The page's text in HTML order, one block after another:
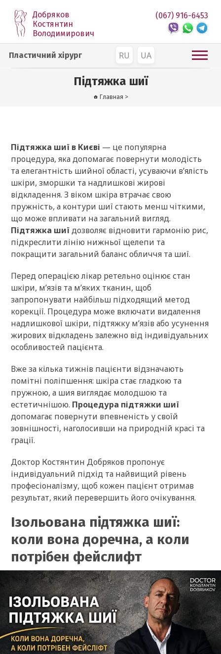
Добряков
Костянтин
Володимирович
RU UA
(067) 916-6453
Пластичний хірург
Підтяжка шиї
Главная >
Підтяжка шиї в Києві — це популярна
процедура, яка допомагає повернути молодість
та елегантність шийної області, усуваючи в’ялість
шкіри, зморшки та надлишкові жирові
відкладення. З віком шкіра втрачає свою
пружність, а контури шиї стають менш чіткими,
що може впливати на загальний вигляд.
Підтяжка шиїдозволяє відновити гармонію рис,
підкреслити лінію нижньої щелепи та
покращити загальний баланс обличчя та шиї.
Перед операцією лікар ретельно оцінює стан
шкіри, м’язів та м’яких тканин, щоб
запропонувати найбільш підходящий метод
корекції. Процедура може включати видалення
надлишкової шкіри, підтяжку м’язів або усунення
жирових відкладень залежно від індивідуальних
особливостей пацієнта.
Вже за кілька тижнів пацієнти відзначають
помітні поліпшення: шкіра стає гладкою та
пружною, а шия виглядає молодшою ​​та
естетичнішою. Процедура підтяжки шиї
допомагає повернути впевненість у своїй
зовнішності, наголосивши на природній красі та
грації.
Доктор Костянтин Добряков пропонує
індивідуальний підхід та найвищий рівень
професіоналізму, щоб кожен пацієнт отримав
результат, який перевершить його очікування.
Ізольована підтяжка шиї:
коли вона доречна, а коли
потрібен фейслифт